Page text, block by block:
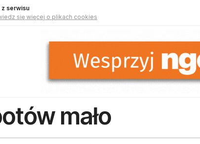
z serwisu
się więcej o plikach cookies
mało